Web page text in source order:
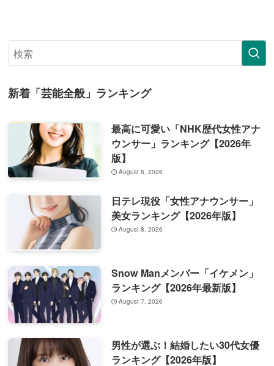
新着「芸能全般」ランキング
最高に可愛い「NHK歴代女性アナ
ウンサー」ランキング【2026年
版】
August 8, 2026
日テレ現役「女性アナウンサー」
美女ランキング【2026年版】
August 8, 2026
Snow Manメンバー「イケメン」
ランキング【2026年最新版】
August 7, 2026
男性が選ぶ！結婚したい30代女優
ランキング【2026年版】